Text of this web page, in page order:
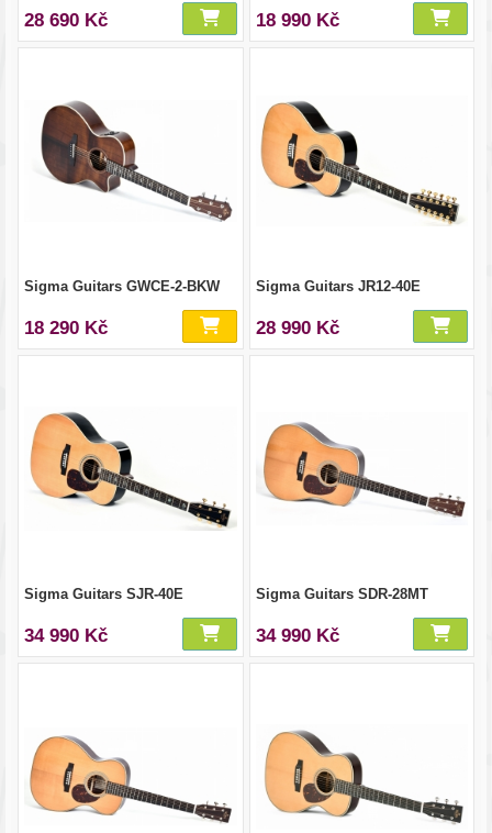
28 690 Kč 18 990 Kč
Sigma Guitars GWCE-2-BKW
18 290 Kč
Sigma Guitars JR12-40E
28 990 Kč
Sigma Guitars SJR-40E
34 990 Kč
Sigma Guitars SDR-28MT
34 990 Kč